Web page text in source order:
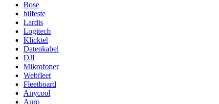
Bose
bilfeste
Lardis
Logitech
Klicktel
Datenkabel
DJI
Mikrofoner
Webfleet
Fleetboard
Anycool
Auro